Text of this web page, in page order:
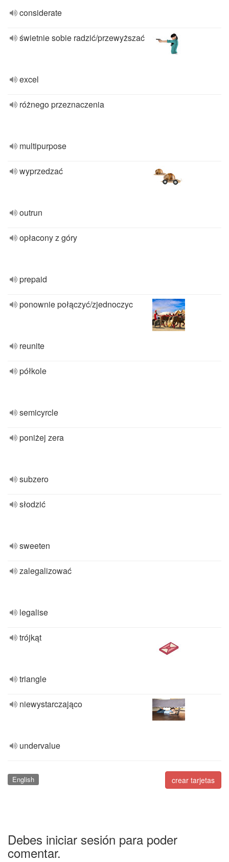
considerate
świetnie sobie radzić/przewyższać
excel
różnego przeznaczenia
multipurpose
wyprzedzać
outrun
opłacony z góry
prepaid
ponownie połączyć/zjednoczyc
reunite
półkole
semicyrcle
poniżej zera
subzero
słodzić
sweeten
zalegalizować
legalise
trójkąt
triangle
niewystarczająco
undervalue
crear tarjetas
English
Debes iniciar sesión para poder
comentar.